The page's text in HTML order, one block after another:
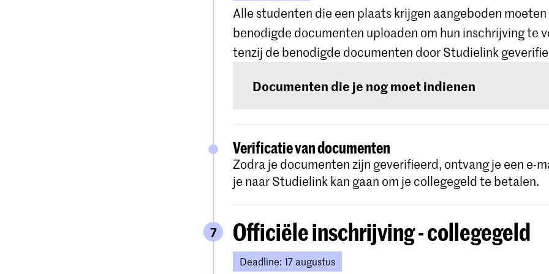
Voor de aanvraag moeten studenten alle relevante
indienen door deze te uploaden naar hun Osiris Online
We starten de procedure voor je verblijfsvergunning
levensonderhoud hebben ontvangen.
Meer informatie over de
Alle studenten die een plaats krijgen aangeboden
benodigde documenten uploaden om hun inschrijving te
tenzij de benodigde documenten door Studielink
Documenten die je nog moet indienen
Kopie van je paspoort, geopend op de pagina met
persoonlijke informatie.
Spaans is, zorg er dan voor dat je een officiële
vertaling van je diploma meestuurt (in 1
Verificatie van documenten
Zodra je documenten zijn geverifieerd, ontvang je een e-
je naar Studielink kan gaan om je collegegeld te betalen.
7 Officiële inschrijving - collegegeld
Deadline: 17 augustus